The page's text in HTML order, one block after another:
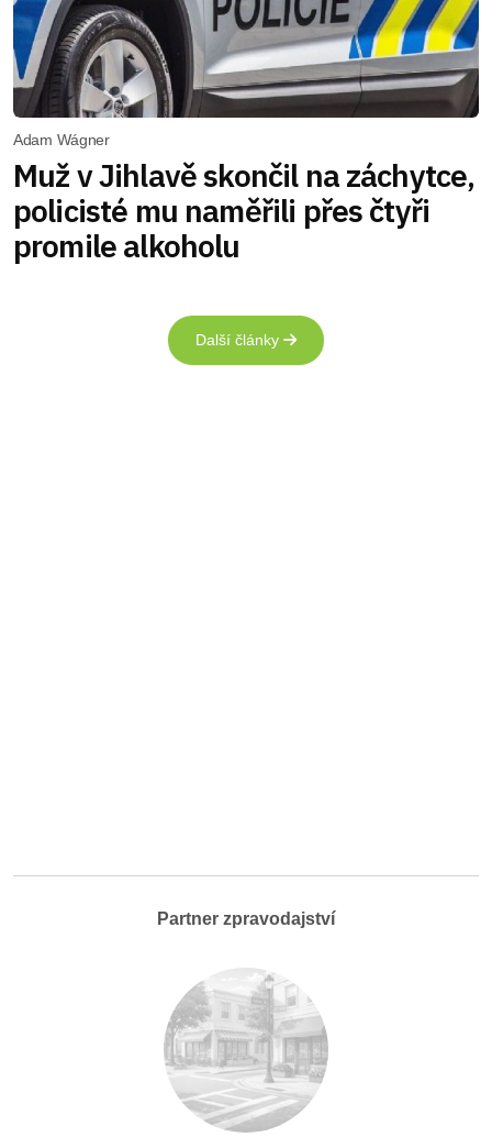
Adam Wágner
Muž v Jihlavě skončil na záchytce,
policisté mu naměřili přes čtyři
promile alkoholu
Další články
Partner zpravodajství